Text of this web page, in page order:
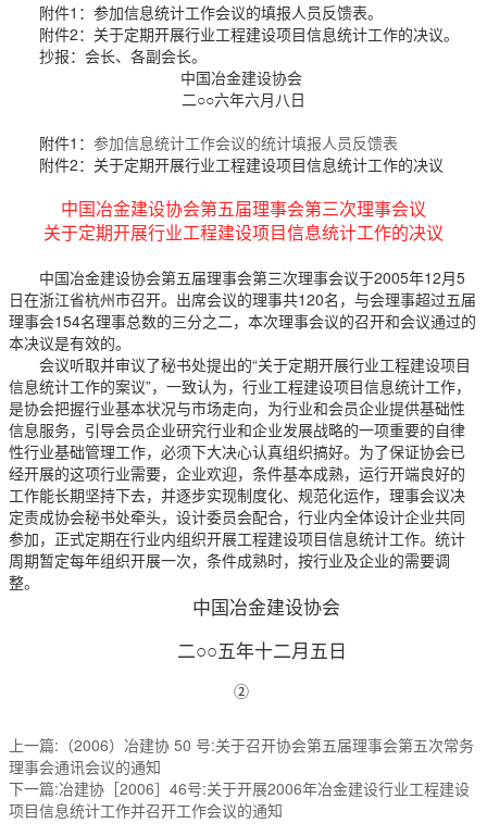
附件1：参加信息统计工作会议的填报人员反馈表。
附件2：关于定期开展行业工程建设项目信息统计工作的决议。
抄报：会长、各副会长。
中国冶金建设协会
二○○六年六月八日
附件1： 参加信息统计工作会议的统计填报人员反馈表
附件2：关于定期开展行业工程建设项目信息统计工作的决议
中国冶金建设协会第五届理事会第三次理事会议
关于定期开展行业工程建设项目信息统计工作的决议
中国冶金建设协会第五届理事会第三次理事会议于2005年12月5
日在浙江省杭州市召开。出席会议的理事共120名，与会理事超过五届
理事会154名理事总数的三分之二，本次理事会议的召开和会议通过的
本决议是有效的。
会议听取并审议了秘书处提出的“关于定期开展行业工程建设项目
信息统计工作的案议”，一致认为，行业工程建设项目信息统计工作，
是协会把握行业基本状况与市场走向，为行业和会员企业提供基础性
信息服务，引导会员企业研究行业和企业发展战略的一项重要的自律
性行业基础管理工作，必须下大决心认真组织搞好。为了保证协会已
经开展的这项行业需要，企业欢迎，条件基本成熟，运行开端良好的
工作能长期坚持下去，并逐步实现制度化、规范化运作，理事会议决
定责成协会秘书处牵头，设计委员会配合，行业内全体设计企业共同
参加，正式定期在行业内组织开展工程建设项目信息统计工作。统计
周期暂定每年组织开展一次，条件成熟时，按行业及企业的需要调
整。
中国冶金建设协会
二○○五年十二月五日
②
上一篇:（2006）冶建协 50 号:关于召开协会第五届理事会第五次常务
理事会通讯会议的通知
下一篇:冶建协［2006］46号:关于开展2006年冶金建设行业工程建设
项目信息统计工作并召开工作会议的通知